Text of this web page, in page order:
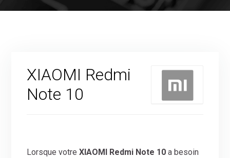
XIAOMI Redmi
Note 10
Lorsque votreXIAOMI Redmi Note 10 a besoin